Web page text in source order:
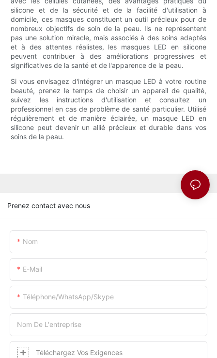
silicone et de la sécurité et de la facilité d'utilisation à
domicile, ces masques constituent un outil précieux pour de
nombreux objectifs de soin de la peau. Ils ne représentent
pas une solution miracle, mais associés à des soins adaptés
et à des attentes réalistes, les masques LED en silicone
peuvent contribuer à des améliorations progressives et
significatives de la santé et de l'apparence de la peau.
Si vous envisagez d'intégrer un masque LED à votre routine
beauté, prenez le temps de choisir un appareil de qualité,
suivez les instructions d'utilisation et consultez un
professionnel en cas de problème de santé particulier. Utilisé
régulièrement et de manière éclairée, un masque LED en
silicone peut devenir un allié précieux et durable dans vos
soins de la peau.
Prenez contact avec nous
Nom
E-Mail
Téléphone/WhatsApp/Skype
Nom De L'entreprise
Téléchargez Vos Exigences